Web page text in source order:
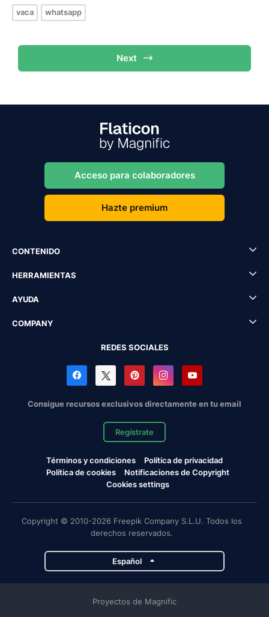
vaca whatsapp
Next
Acceso para colaboradores
Hazte premium
CONTENIDO
HERRAMIENTAS
AYUDA
COMPANY
REDES SOCIALES
Consigue recursos exclusivos directamente en tu email
Regístrate
Términos y condiciones
Política de privacidad
Política de cookies
Notificaciones de Copyright
Cookies settings
Copyright © 2010-2026 Freepik Company S.L.U. Todos los
derechos reservados.
Español
Proyectos de Magnific